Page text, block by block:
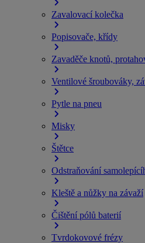
Zavalovací kolečka
Popisovače, křídy
Zavaděče knotů,
Ventilové šroubováky,
Pytle na pneu
Misky
Štětce
Odstraňování
Kleště a nůžky na závaží
Čištění pólů baterií
Tvrdokovové frézy